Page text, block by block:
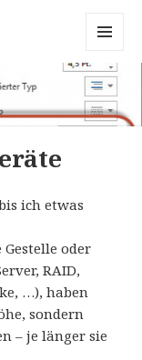
AND
WIDGETS
ich etwas
oder
RAID,
…), haben
sondern
– je länger sie